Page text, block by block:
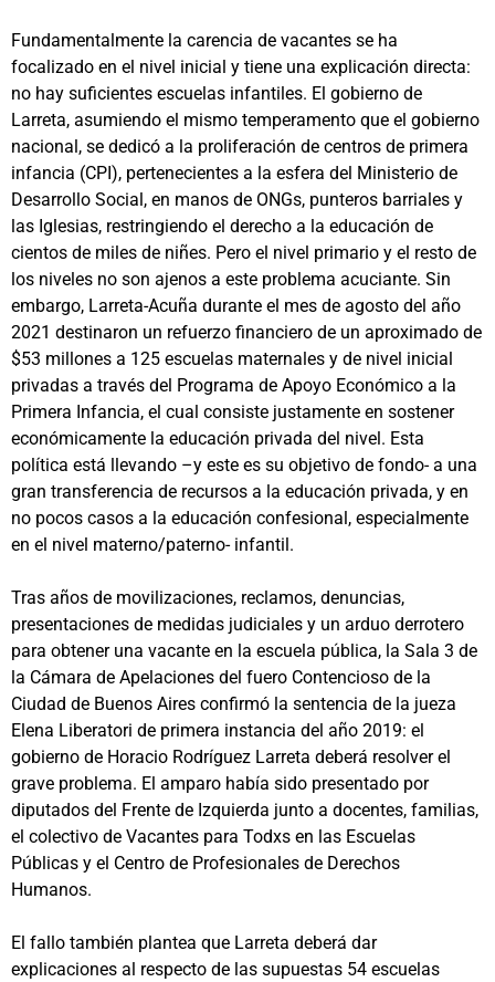
Fundamentalmente la carencia de vacantes se ha
focalizado en el nivel inicial y tiene una explicación directa:
no hay suficientes escuelas infantiles. El gobierno de
Larreta, asumiendo el mismo temperamento que el gobierno
nacional, se dedicó a la proliferación de centros de primera
infancia (CPI), pertenecientes a la esfera del Ministerio de
Desarrollo Social, en manos de ONGs, punteros barriales y
las Iglesias, restringiendo el derecho a la educación de
cientos de miles de niñes. Pero el nivel primario y el resto de
los niveles no son ajenos a este problema acuciante. Sin
embargo, Larreta-Acuña durante el mes de agosto del año
2021 destinaron un refuerzo financiero de un aproximado de
$53 millones a 125 escuelas maternales y de nivel inicial
privadas a través del Programa de Apoyo Económico a la
Primera Infancia, el cual consiste justamente en sostener
económicamente la educación privada del nivel. Esta
política está llevando –y este es su objetivo de fondo- a una
gran transferencia de recursos a la educación privada, y en
no pocos casos a la educación confesional, especialmente
en el nivel materno/paterno- infantil.
Tras años de movilizaciones, reclamos, denuncias,
presentaciones de medidas judiciales y un arduo derrotero
para obtener una vacante en la escuela pública, la Sala 3 de
la Cámara de Apelaciones del fuero Contencioso de la
Ciudad de Buenos Aires confirmó la sentencia de la jueza
Elena Liberatori de primera instancia del año 2019: el
gobierno de Horacio Rodríguez Larreta deberá resolver el
grave problema. El amparo había sido presentado por
diputados del Frente de Izquierda junto a docentes, familias,
el colectivo de Vacantes para Todxs en las Escuelas
Públicas y el Centro de Profesionales de Derechos
Humanos.
El fallo también plantea que Larreta deberá dar
explicaciones al respecto de las supuestas 54 escuelas